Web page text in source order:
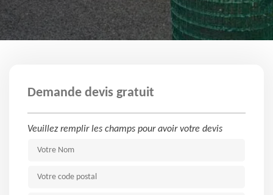
Demande devis gratuit
Veuillez remplir les champs pour avoir votre devis